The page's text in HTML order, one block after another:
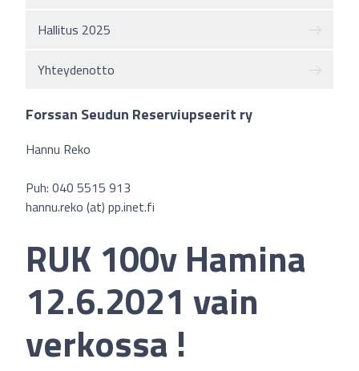
Hallitus 2025
Yhteydenotto
Forssan Seudun Reserviupseerit ry
Hannu Reko
Puh: 040 5515 913
hannu.reko (at) pp.inet.fi
RUK 100v Hamina
12.6.2021 vain
verkossa !